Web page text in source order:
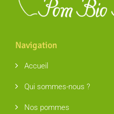
Navigation
Accueil
Qui sommes-nous ?
Nos pommes